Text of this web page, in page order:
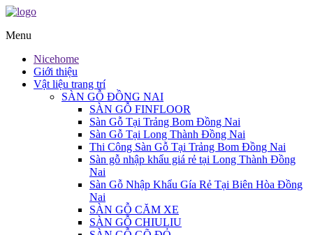
Menu
Nicehome
Giới thiệu
Vật liệu trang trí
SÀN GỖ ĐỒNG NAI
SÀN GỖ FINFLOOR
Sàn Gỗ Tại Trảng Bom Đồng Nai
Sàn Gỗ Tại Long Thành Đồng Nai
Thi Công Sàn Gỗ Tại Trảng Bom Đồng Nai
Sàn gỗ nhập khẩu giá rẻ tại Long Thành Đồng
Nai
Sàn Gỗ Nhập Khẩu Gía Rẻ Tại Biên Hòa Đồng
Nai
SÀN GỖ CĂM XE
SÀN GỖ CHIULIU